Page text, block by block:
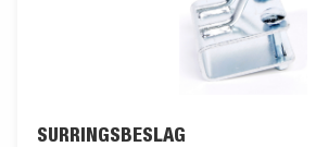
SURRINGSBESLAG